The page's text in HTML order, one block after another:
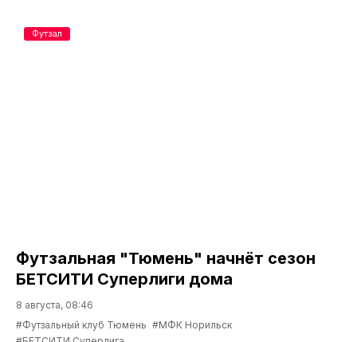
Футзальная "Тюмень" начнёт сезон
БЕТСИТИ Суперлиги дома
8 августа, 08:46
#Футзальный клуб Тюмень #МФК Норильск
Футзал